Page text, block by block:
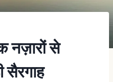
नज़ारों से
सैरगाह